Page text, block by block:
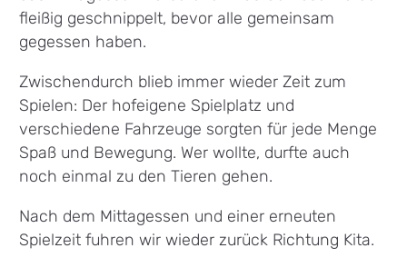
fleißig geschnippelt, bevor alle gemeinsam
gegessen haben.
Zwischendurch blieb immer wieder Zeit zum
Spielen: Der hofeigene Spielplatz und
verschiedene Fahrzeuge sorgten für jede Menge
Spaß und Bewegung. Wer wollte, durfte auch
noch einmal zu den Tieren gehen.
Nach dem Mittagessen und einer erneuten
Spielzeit fuhren wir wieder zurück Richtung Kita.